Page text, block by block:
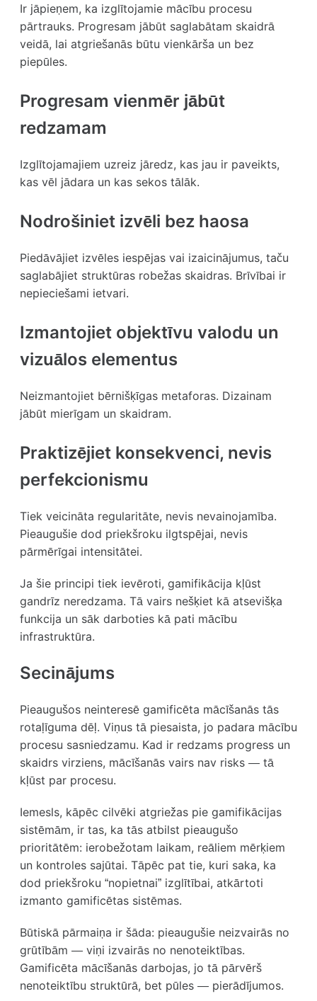
Ir jāpieņem, ka izglītojamie mācību procesu
pārtrauks. Progresam jābūt saglabātam skaidrā
veidā, lai atgriešanās būtu vienkārša un bez
piepūles.
Progresam vienmēr jābūt
redzamam
Izglītojamajiem uzreiz jāredz, kas jau ir paveikts,
kas vēl jādara un kas sekos tālāk.
Nodrošiniet izvēli bez haosa
Piedāvājiet izvēles iespējas vai izaicinājumus, taču
saglabājiet struktūras robežas skaidras. Brīvībai ir
nepieciešami ietvari.
Izmantojiet objektīvu valodu un
vizuālos elementus
Neizmantojiet bērnišķīgas metaforas. Dizainam
jābūt mierīgam un skaidram.
Praktizējiet konsekvenci, nevis
perfekcionismu
Tiek veicināta regularitāte, nevis nevainojamība.
Pieaugušie dod priekšroku ilgtspējai, nevis
pārmērīgai intensitātei.
Ja šie principi tiek ievēroti, gamifikācija kļūst
gandrīz neredzama. Tā vairs nešķiet kā atsevišķa
funkcija un sāk darboties kā pati mācību
infrastruktūra.
Secinājums
Pieaugušos neinteresē gamificēta mācīšanās tās
rotaļīguma dēļ. Viņus tā piesaista, jo padara mācību
procesu sasniedzamu. Kad ir redzams progress un
skaidrs virziens, mācīšanās vairs nav risks — tā
kļūst par procesu.
Iemesls, kāpēc cilvēki atgriežas pie gamifikācijas
sistēmām, ir tas, ka tās atbilst pieaugušo
prioritātēm: ierobežotam laikam, reāliem mērķiem
un kontroles sajūtai. Tāpēc pat tie, kuri saka, ka
dod priekšroku “nopietnai” izglītībai, atkārtoti
izmanto gamificētas sistēmas.
Būtiskā pārmaiņa ir šāda: pieaugušie neizvairās no
grūtībām — viņi izvairās no nenoteiktības.
Gamificēta mācīšanās darbojas, jo tā pārvērš
nenoteiktību struktūrā, bet pūles — pierādījumos.